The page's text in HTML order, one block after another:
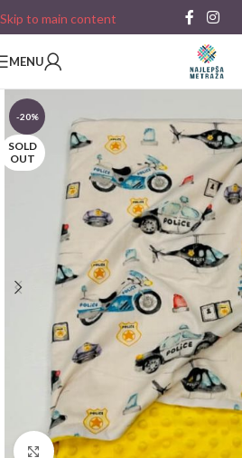
Skip to main content
MENU
-20%
SOLD
OUT
Click to enlarge